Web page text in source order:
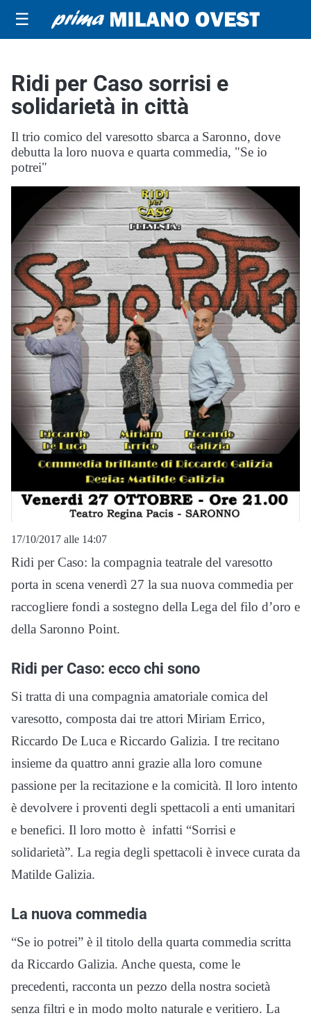
☰
Ridi per Caso sorrisi e
solidarietà in città
Il trio comico del varesotto sbarca a Saronno, dove
debutta la loro nuova e quarta commedia, "Se io
potrei"
17/10/2017 alle 14:07
Ridi per Caso: la compagnia teatrale del varesotto
porta in scena venerdì 27 la sua nuova commedia per
raccogliere fondi a sostegno della Lega del filo d’oro e
della Saronno Point.
Ridi per Caso: ecco chi sono
Si tratta di una compagnia amatoriale comica del
varesotto, composta dai tre attori Miriam Errico,
Riccardo De Luca e Riccardo Galizia. I tre recitano
insieme da quattro anni grazie alla loro comune
passione per la recitazione e la comicità. Il loro intento
è devolvere i proventi degli spettacoli a enti umanitari
e benefici. Il loro motto è infatti “Sorrisi e
solidarietà”. La regia degli spettacoli è invece curata da
Matilde Galizia.
La nuova commedia
“Se io potrei” è il titolo della quarta commedia scritta
da Riccardo Galizia. Anche questa, come le
precedenti, racconta un pezzo della nostra società
senza filtri e in modo molto naturale e veritiero. La